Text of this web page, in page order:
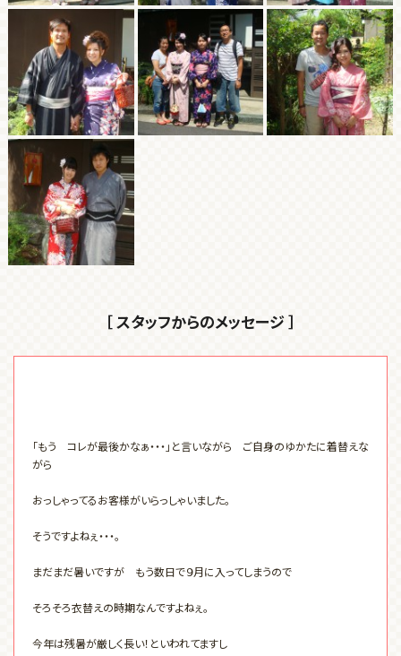
［ スタッフからのメッセージ ］
「もう コレが最後かなぁ・・・」と言いながら ご自身のゆかたに着替えな
がら
おっしゃってるお客様がいらっしゃいました。
そうですよねぇ・・・。
まだまだ暑いですが もう数日で９月に入ってしまうので
そろそろ衣替えの時期なんですよねぇ。
今年は残暑が厳しく長い！といわれてますし